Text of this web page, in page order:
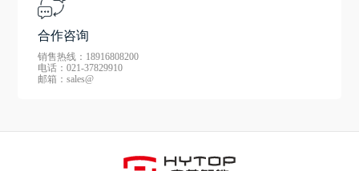
合作咨询
销售热线：18916808200
电话：021-37829910
邮箱：sales@